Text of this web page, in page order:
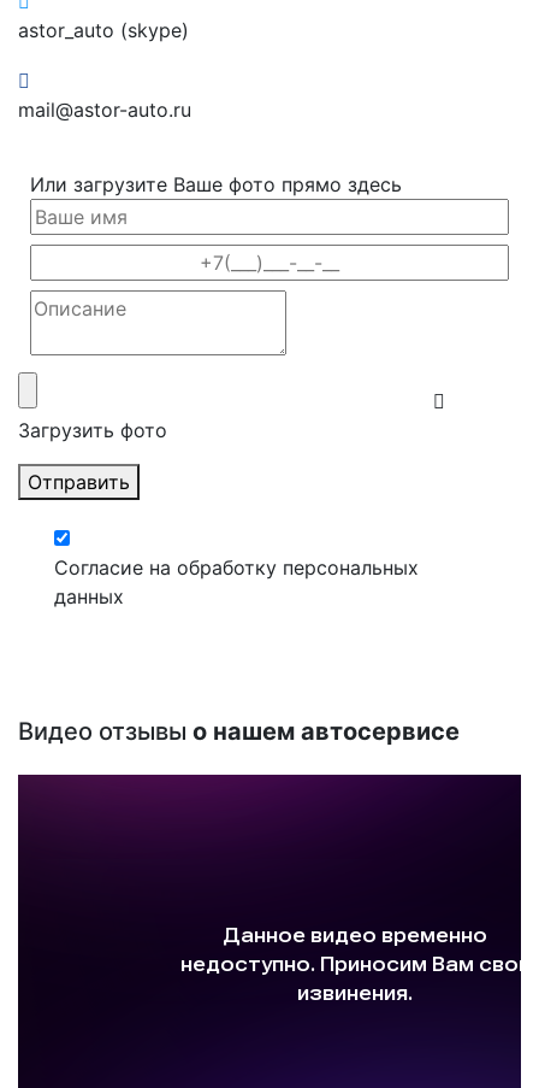
astor_auto (skype)
mail@astor-auto.ru
Или загрузите Ваше фото прямо здесь
Загрузить фото
Отправить
Согласие на обработку персональных
данных
Видео отзывы о нашем автосервисе